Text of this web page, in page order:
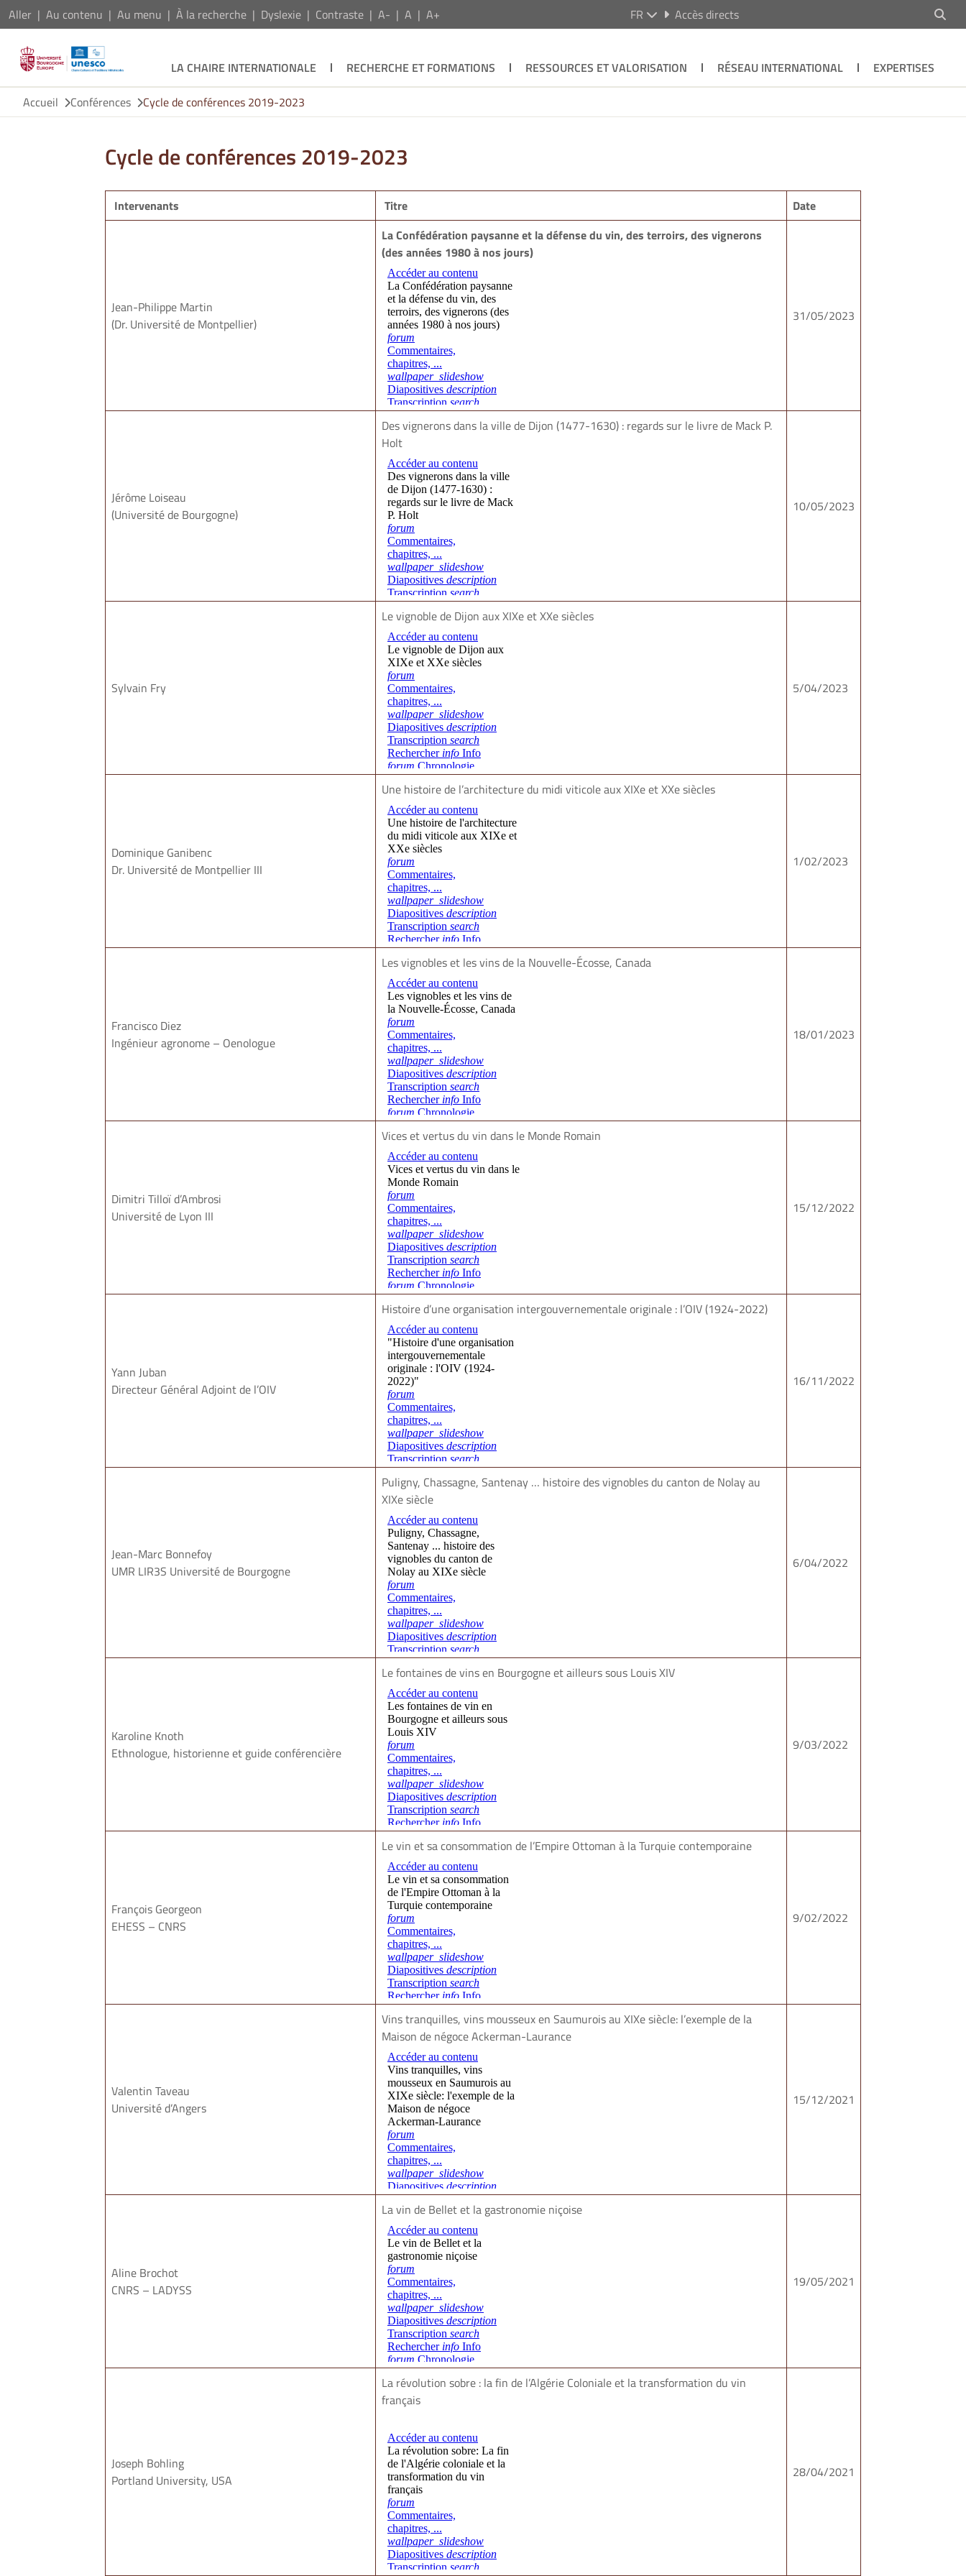
Aller Au contenu Au menu À la recherche Dyslexie Contraste A- A A+ FR Accès directs
LA CHAIRE INTERNATIONALE RECHERCHE ET FORMATIONS RESSOURCES ET VALORISATION RÉSEAU INTERNATIONAL
EXPERTISES
Accueil
Conférences Cycle de conférences 2019-2023
Cycle de conférences 2019-2023
Intervenants Titre Date
Jean-Philippe Martin
(Dr. Université de Montpellier)
La Confédération paysanne et la défense du vin, des terroirs, des vignerons
(des années 1980 à nos jours)
31/05/2023
Jérôme Loiseau
(Université de Bourgogne)
Des vignerons dans la ville de Dijon (1477-1630) : regards sur le livre de Mack P.
Holt
10/05/2023
Sylvain Fry
Le vignoble de Dijon aux XIXe et XXe siècles
5/04/2023
Dominique Ganibenc
Dr. Université de Montpellier III
Une histoire de l’architecture du midi viticole aux XIXe et XXe siècles
1/02/2023
Francisco Diez
Ingénieur agronome – Oenologue
Les vignobles et les vins de la Nouvelle-Écosse, Canada
18/01/2023
Dimitri Tilloï d’Ambrosi
Université de Lyon III
Vices et vertus du vin dans le Monde Romain
15/12/2022
Yann Juban
Directeur Général Adjoint de l’OIV
Histoire d’une organisation intergouvernementale originale : l’OIV (1924-2022)
16/11/2022
Jean-Marc Bonnefoy
UMR LIR3S Université de Bourgogne
Puligny, Chassagne, Santenay … histoire des vignobles du canton de Nolay au
XIXe siècle
6/04/2022
Karoline Knoth
Ethnologue, historienne et guide conférencière
Le fontaines de vins en Bourgogne et ailleurs sous Louis XIV
9/03/2022
François Georgeon
EHESS – CNRS
Le vin et sa consommation de l’Empire Ottoman à la Turquie contemporaine
9/02/2022
Valentin Taveau
Université d’Angers
Vins tranquilles, vins mousseux en Saumurois au XIXe siècle: l’exemple de la
Maison de négoce Ackerman-Laurance
15/12/2021
Aline Brochot
CNRS – LADYSS
La vin de Bellet et la gastronomie niçoise
19/05/2021
Joseph Bohling
Portland University, USA
La révolution sobre : la fin de l’Algérie Coloniale et la transformation du vin
français
28/04/2021